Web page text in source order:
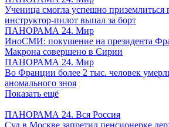
Ученица смогла успешно приземлиться
инструктор-пилот выпал за борт
ПАНОРАМА 24. Мир
ИноСМИ: покушение на президента
Макрона совершено в Сирии
ПАНОРАМА 24. Мир
Во Франции более 2 тыс. человек
аномального зноя
Показать ещё
ПАНОРАМА 24. Вся Россия
Суд в Москве запретил пенсионерке